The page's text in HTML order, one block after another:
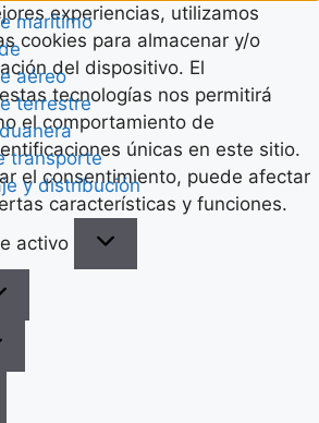
experiencias, utilizamos
cookies para almacenar y/o
del dispositivo. El
tecnologías nos permitirá
el comportamiento de
únicas en este sitio.
el consentimiento, puede afectar
características y funciones.
activo
marítimo
aéreo
terrestre
transporte
y distribución